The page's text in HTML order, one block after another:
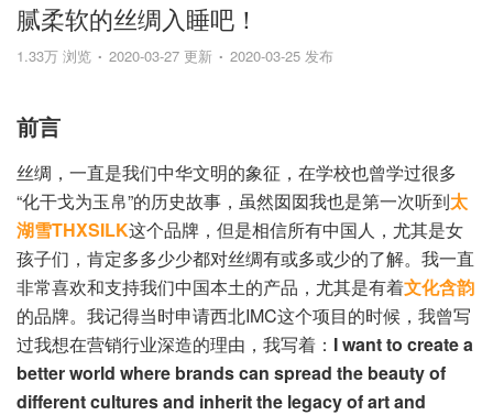
腻柔软的丝绸入睡吧！
1.33万 浏览 2020-03-27 更新 2020-03-25 发布
前言
丝绸，一直是我们中华文明的象征，在学校也曾学过很多
“化干戈为玉帛”的历史故事，虽然囡囡我也是第一次听到太
湖雪THXSILK这个品牌，但是相信所有中国人，尤其是女
孩子们，肯定多多少少都对丝绸有或多或少的了解。我一直
非常喜欢和支持我们中国本土的产品，尤其是有着文化含韵
的品牌。我记得当时申请西北IMC这个项目的时候，我曾写
过我想在营销行业深造的理由，我写着： I want to create a
better world where brands can spread the beauty of
different cultures and inherit the legacy of art and